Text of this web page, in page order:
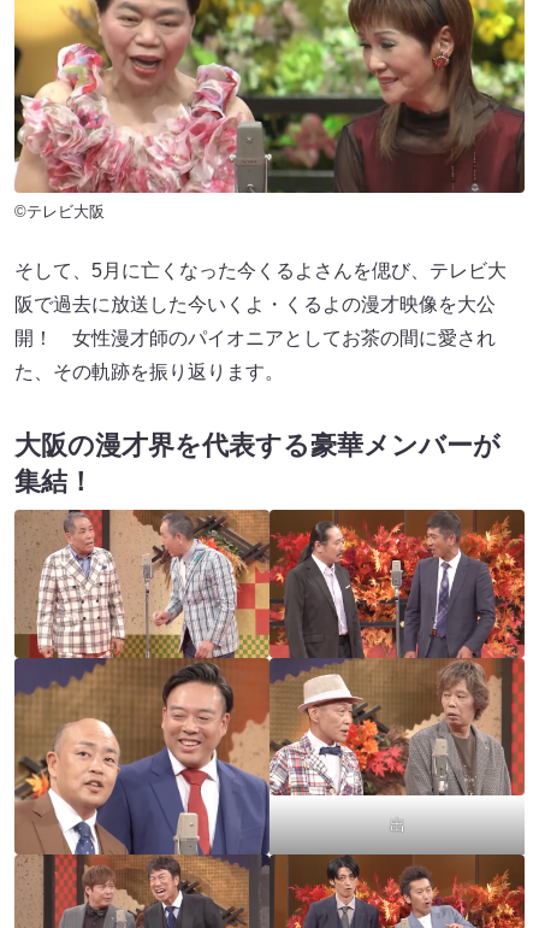
©テレビ大阪
そして、5⽉に亡くなった今くるよさんを偲び、テレビ大
阪で過去に放送した今いくよ・くるよの漫才映像を⼤公
開！ ⼥性漫才師のパイオニアとしてお茶の間に愛され
た、その軌跡を振り返ります。
大阪の漫才界を代表する豪華メンバーが
集結！
出